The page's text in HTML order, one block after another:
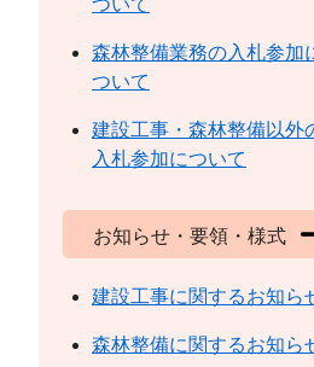
ついて
森林整備業務の入札参加
ついて
建設工事・森林整備以外
入札参加について
お知らせ・要領・様式
建設工事に関するお知ら
森林整備に関するお知ら